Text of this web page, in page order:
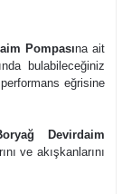
Pompasına ait
bulabileceğiniz
eğrisine
Devirdaim
ve akışkanlarını